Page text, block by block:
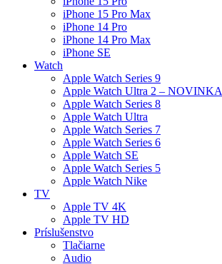
iPhone 15 Pro Max
iPhone 14 Pro
iPhone 14 Pro Max
iPhone SE
Watch
Apple Watch Series 9
Apple Watch Ultra 2 – NOVINKA
Apple Watch Series 8
Apple Watch Ultra
Apple Watch Series 7
Apple Watch Series 6
Apple Watch SE
Apple Watch Series 5
Apple Watch Nike
TV
Apple TV 4K
Apple TV HD
Príslušenstvo
Tlačiarne
Audio